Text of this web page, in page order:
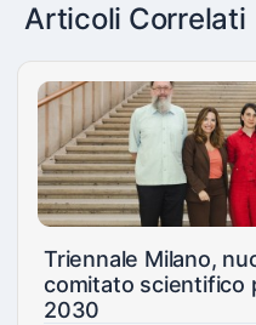
Articoli Correlati
Triennale Milano,
comitato scientifico
2030